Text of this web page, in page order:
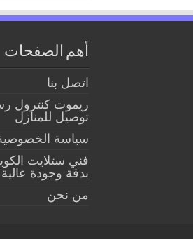
أهم الصفحات
اتصل بنا
ريموت كنترول
توصيل للمنازل
سياسة
فني ستلايت
بدقة وجودة عالية
من نحن